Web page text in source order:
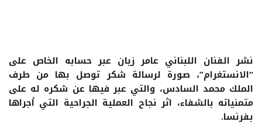
نشر الفنان اللبناني عامر زيان عبر حسابه الخاص على
“الانستغرام”، صورة لرسالة شكر توصل بها من طرف
الملك محمد السادس، والتي عبر فيها عن شكره له على
متمنياته بالشفاء، اثر نجاح العملية الجراحية التي أجراها
بفرنسا.